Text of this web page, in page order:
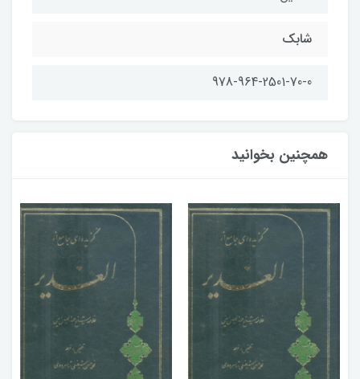
شابك
978-964-2501-70-0
همچنین بخوانید